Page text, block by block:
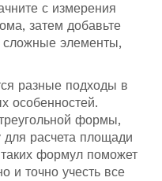
с измерения
затем добавьте
элементы,
разные подходы в
особенностей.
формы,
расчета площади
формул поможет
и точно учесть все